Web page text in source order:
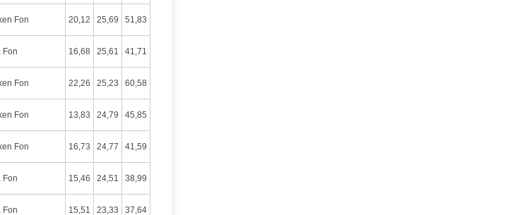
Fon 20,12 25,69 51,83
Fon 16,68 25,61 41,71
Fon 22,26 25,23 60,58
Fon 13,83 24,79 45,85
Fon 16,73 24,77 41,59
Fon 15,46 24,51 38,99
Fon 15,51 23,33 37,64